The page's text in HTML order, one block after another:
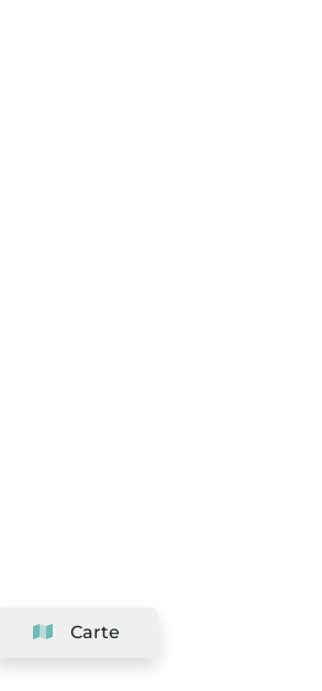
Carte